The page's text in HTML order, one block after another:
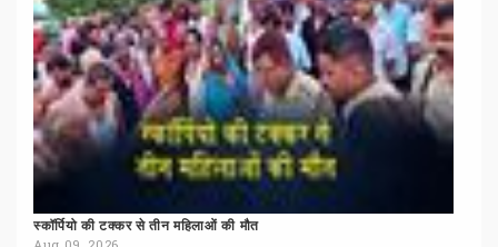
स्कॉर्पियो की टक्कर से तीन महिलाओं की मौत